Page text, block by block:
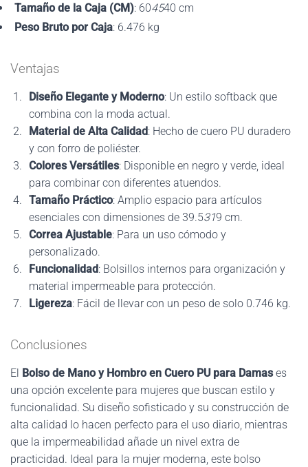
Tamaño de la Caja (CM): 604540 cm
Peso Bruto por Caja: 6.476 kg
Ventajas
Diseño Elegante y Moderno: Un estilo softback que
combina con la moda actual.
Material de Alta Calidad: Hecho de cuero PU duradero
y con forro de poliéster.
Colores Versátiles: Disponible en negro y verde, ideal
para combinar con diferentes atuendos.
Tamaño Práctico: Amplio espacio para artículos
esenciales con dimensiones de 39.5319 cm.
Correa Ajustable: Para un uso cómodo y
personalizado.
Funcionalidad: Bolsillos internos para organización y
material impermeable para protección.
Ligereza: Fácil de llevar con un peso de solo 0.746 kg.
Conclusiones
El Bolso de Mano y Hombro en Cuero PU para Damases
una opción excelente para mujeres que buscan estilo y
funcionalidad. Su diseño sofisticado y su construcción de
alta calidad lo hacen perfecto para el uso diario, mientras
que la impermeabilidad añade un nivel extra de
practicidad. Ideal para la mujer moderna, este bolso